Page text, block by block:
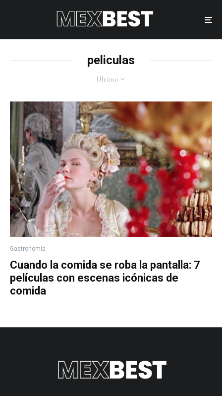
peliculas
Último
Gastronomía
Cuando la comida se roba la pantalla: 7
películas con escenas icónicas de
comida